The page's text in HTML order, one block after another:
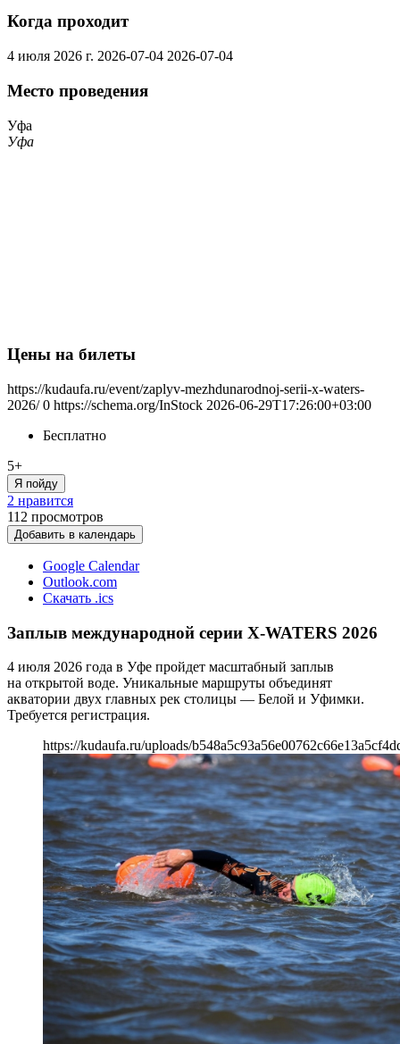
Когда проходит
4 июля 2026 г. 2026-07-04 2026-07-04
Место проведения
Уфа
Уфа
Цены на билеты
https://kudaufa.ru/event/zaplyv-mezhdunarodnoj-serii-x-waters-
2026/ 0 https://schema.org/InStock 2026-06-29T17:26:00+03:00
Бесплатно
5+
Я пойду
2 нравится
112 просмотров
Добавить в календарь
Google Calendar
Outlook.com
Скачать .ics
Заплыв международной серии X-WATERS 2026
4 июля 2026 года в Уфе пройдет масштабный заплыв
на открытой воде. Уникальные маршруты объединят
акватории двух главных рек столицы — Белой и Уфимки.
Требуется регистрация.
https://kudaufa.ru/uploads/